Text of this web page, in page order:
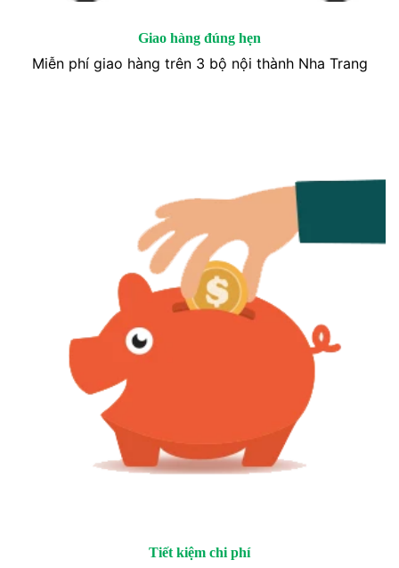
Giao hàng đúng hẹn
Miễn phí giao hàng trên 3 bộ nội thành Nha Trang
Tiết kiệm chi phí